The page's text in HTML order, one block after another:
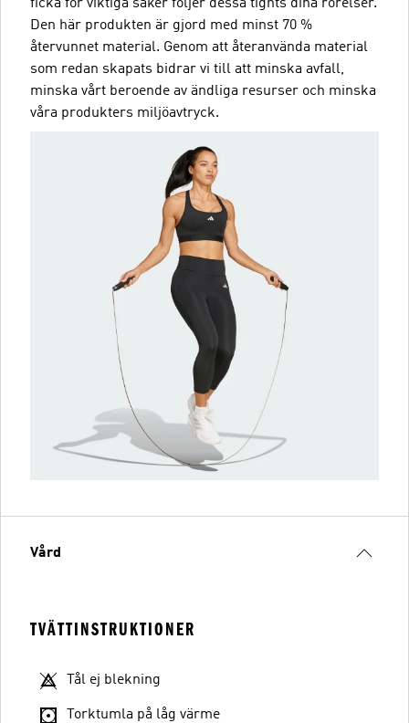
ficka för viktiga saker följer dessa tights dina rörelser.
Den här produkten är gjord med minst 70 %
återvunnet material. Genom att återanvända material
som redan skapats bidrar vi till att minska avfall,
minska vårt beroende av ändliga resurser och minska
våra produkters miljöavtryck.
Vård
TVÄTTINSTRUKTIONER
Tål ej blekning
Torktumla på låg värme